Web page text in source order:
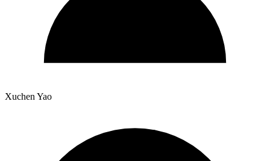
Xuchen Yao